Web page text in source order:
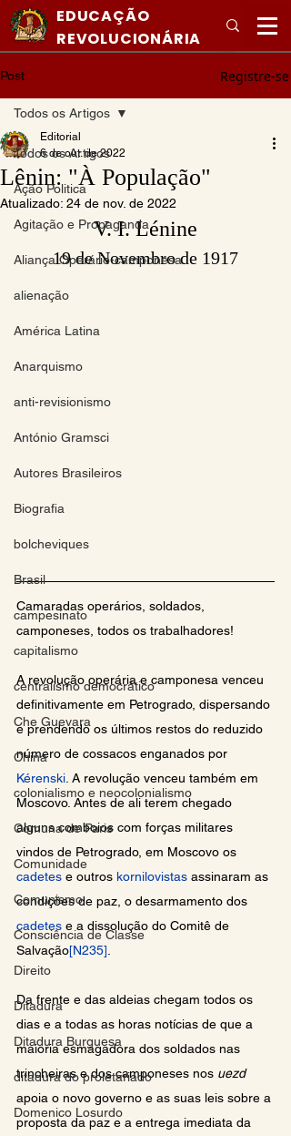
EDUCAÇÃO
REVOLUCIONÁRIA
Post Registre-se
Todos os Artigos
Ação Politica
Agitação e Propaganda
Aliança Operário-camponesa
alienação
América Latina
Anarquismo
anti-revisionismo
António Gramsci
Autores Brasileiros
Biografia
bolcheviques
Brasil
campesinato
capitalismo
centralismo democrático
Che Guevara
China
colonialismo e neocolonialismo
Comuna de Paris
Comunidade
Comunismo
Consciência de Classe
Direito
Ditadura
Ditadura Burguesa
ditadura do proletariado
Domenico Losurdo
Todos os Artigos
Lênin: "À População"
Editorial
6 de out. de 2022
Atualizado: 24 de nov. de 2022
V. I. Lénine
19 de Novembro de 1917
Camaradas operários, soldados,
camponeses, todos os trabalhadores!
A revolução operária e camponesa venceu
definitivamente em Petrogrado, dispersando
e prendendo os últimos restos do reduzido
número de cossacos enganados por
Kérenski . A revolução venceu também em
Moscovo. Antes de ali terem chegado
alguns comboios com forças militares
vindos de Petrogrado, em Moscovo os
cadetes e outros kornilovistas assinaram as
condições de paz, o desarmamento dos
cadetes e a dissolução do Comitê de
Salvação[N235]
Da frente e das aldeias chegam todos os
dias e a todas as horas notícias de que a
maioria esmagadora dos soldados nas
trincheiras e dos camponeses nos uezd
apoia o novo governo e as suas leis sobre a
proposta da paz e a entrega imediata da